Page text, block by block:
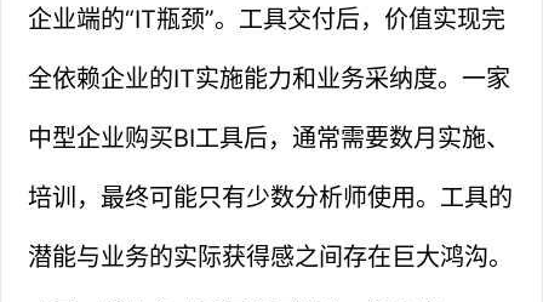
企业端的“IT瓶颈”。工具交付后，价值实现完
全依赖企业的IT实施能力和业务采纳度。一家
中型企业购买BI工具后，通常需要数月实施、
培训，最终可能只有少数分析师使用。工具的
潜能与业务的实际获得感之间存在巨大鸿沟。